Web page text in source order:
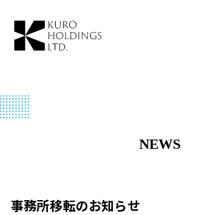
NEWS
事務所移転のお知らせ